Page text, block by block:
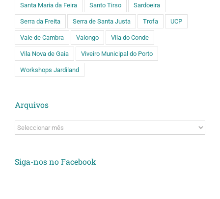
Santa Maria da Feira Santo Tirso Sardoeira
Serra da Freita Serra de Santa Justa Trofa UCP
Vale de Cambra Valongo Vila do Conde
Vila Nova de Gaia Viveiro Municipal do Porto
Workshops Jardiland
Arquivos
Arquivos
Siga-nos no Facebook